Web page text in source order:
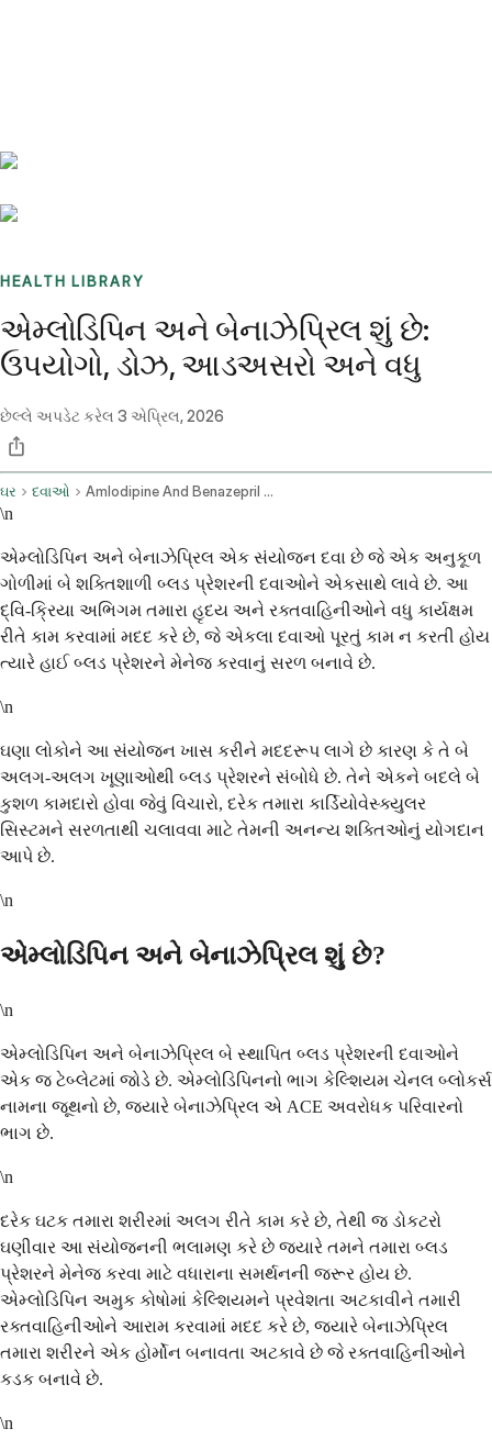
HEALTH LIBRARY
એમ્લોડિપિન અને બેનાઝેપ્રિલ શું છે:
ઉપયોગો, ડોઝ, આડઅસરો અને વધુ
છેલ્લે અપડેટ કરેલ 3 એપ્રિલ, 2026
ઘર દવાઓ Amlodipine And Benazepril Oral Route
\n
એમ્લોડિપિન અને બેનાઝેપ્રિલ એક સંયોજન દવા છે જે એક અનુકૂળ
ગોળીમાં બે શક્તિશાળી બ્લડ પ્રેશરની દવાઓને એકસાથે લાવે છે. આ
દ્વિ-ક્રિયા અભિગમ તમારા હૃદય અને રક્તવાહિનીઓને વધુ કાર્યક્ષમ
રીતે કામ કરવામાં મદદ કરે છે, જે એકલા દવાઓ પૂરતું કામ ન કરતી હોય
ત્યારે હાઈ બ્લડ પ્રેશરને મેનેજ કરવાનું સરળ બનાવે છે.
\n
ઘણા લોકોને આ સંયોજન ખાસ કરીને મદદરૂપ લાગે છે કારણ કે તે બે
અલગ-અલગ ખૂણાઓથી બ્લડ પ્રેશરને સંબોધે છે. તેને એકને બદલે બે
કુશળ કામદારો હોવા જેવું વિચારો, દરેક તમારા કાર્ડિયોવેસ્ક્યુલર
સિસ્ટમને સરળતાથી ચલાવવા માટે તેમની અનન્ય શક્તિઓનું યોગદાન
આપે છે.
\n
એમ્લોડિપિન અને બેનાઝેપ્રિલ શું છે?
\n
એમ્લોડિપિન અને બેનાઝેપ્રિલ બે સ્થાપિત બ્લડ પ્રેશરની દવાઓને
એક જ ટેબ્લેટમાં જોડે છે. એમ્લોડિપિનનો ભાગ કેલ્શિયમ ચેનલ બ્લોકર્સ
નામના જૂથનો છે, જ્યારે બેનાઝેપ્રિલ એ ACE અવરોધક પરિવારનો
ભાગ છે.
\n
દરેક ઘટક તમારા શરીરમાં અલગ રીતે કામ કરે છે, તેથી જ ડોકટરો
ઘણીવાર આ સંયોજનની ભલામણ કરે છે જ્યારે તમને તમારા બ્લડ
પ્રેશરને મેનેજ કરવા માટે વધારાના સમર્થનની જરૂર હોય છે.
એમ્લોડિપિન અમુક કોષોમાં કેલ્શિયમને પ્રવેશતા અટકાવીને તમારી
રક્તવાહિનીઓને આરામ કરવામાં મદદ કરે છે, જ્યારે બેનાઝેપ્રિલ
તમારા શરીરને એક હોર્મોન બનાવતા અટકાવે છે જે રક્તવાહિનીઓને
કડક બનાવે છે.
\n